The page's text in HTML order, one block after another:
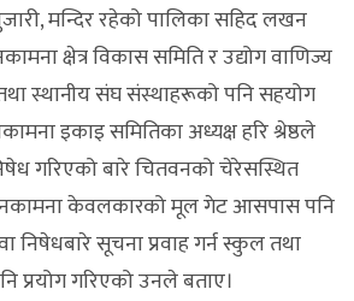
मन्दिर रहेको पालिका सहिद लखन
क्षेत्र विकास समिति र उद्योग वाणिज्य
स्थानीय संघ संस्थाहरूको पनि सहयोग
इकाइ समितिका अध्यक्ष हरि श्रेष्ठले
गरिएको बारे चितवनको चेरेसस्थित
केवलकारको मूल गेट आसपास पनि
निषेधबारे सूचना प्रवाह गर्न स्कुल तथा
प्रयोग गरिएको उनले बताए।